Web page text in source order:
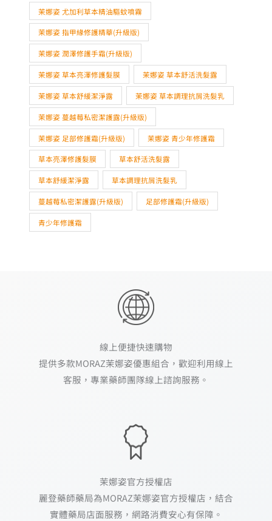
茉娜姿 尤加利草本精油驅蚊噴霧
茉娜姿 指甲緣修護精華(升級版)
茉娜姿 潤澤修護手霜(升級版)
茉娜姿 草本亮澤修護髮膜 茉娜姿 草本舒活洗髮露
茉娜姿 草本舒緩潔淨露 茉娜姿 草本調理抗屑洗髮乳
茉娜姿 蔓越莓私密潔護露(升級版)
茉娜姿 足部修護霜(升級版) 茉娜姿 青少年修護霜
草本亮澤修護髮膜 草本舒活洗髮露
草本舒緩潔淨露 草本調理抗屑洗髮乳
蔓越莓私密潔護露(升級版) 足部修護霜(升級版)
青少年修護霜
線上便捷快速購物
提供多款MORAZ茉娜姿優惠組合，歡迎利用線上
客服，專業藥師團隊線上諮詢服務。
茉娜姿官方授權店
麗登藥師藥局為MORAZ茉娜姿官方授權店，結合
實體藥局店面服務，網路消費安心有保障。